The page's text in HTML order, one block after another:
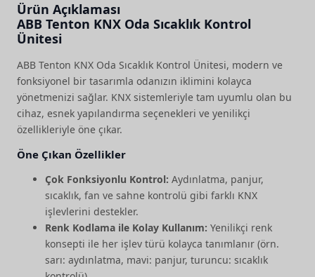
Ürün Açıklaması
ABB Tenton KNX Oda Sıcaklık Kontrol
Ünitesi
ABB Tenton KNX Oda Sıcaklık Kontrol Ünitesi, modern ve
fonksiyonel bir tasarımla odanızın iklimini kolayca
yönetmenizi sağlar. KNX sistemleriyle tam uyumlu olan bu
cihaz, esnek yapılandırma seçenekleri ve yenilikçi
özellikleriyle öne çıkar.
Öne Çıkan Özellikler
Çok Fonksiyonlu Kontrol: Aydınlatma, panjur,
sıcaklık, fan ve sahne kontrolü gibi farklı KNX
işlevlerini destekler.
Renk Kodlama ile Kolay Kullanım: Yenilikçi renk
konsepti ile her işlev türü kolayca tanımlanır (örn.
sarı: aydınlatma, mavi: panjur, turuncu: sıcaklık